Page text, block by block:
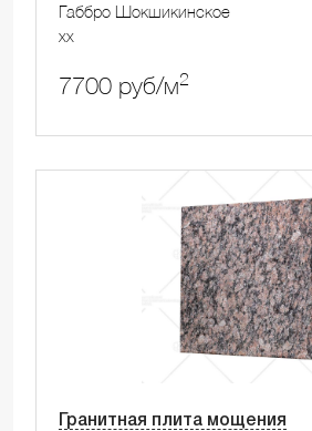
Габбро Шокшикинское
xx
7700 руб/м2
Гранитная плита мощения